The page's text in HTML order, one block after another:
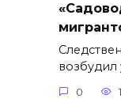
возбудил
0